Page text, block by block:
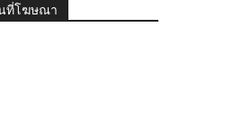
ที่โฆษณา